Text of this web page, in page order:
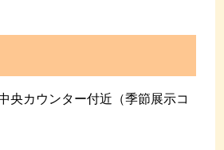
カウンター付近（季節展示コ